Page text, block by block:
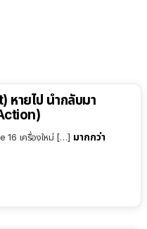
หายไป นำกลับมา
16 เครื่องใหม่ […] มากกว่า